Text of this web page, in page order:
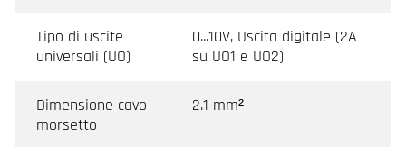
Tipo di uscite
universali (UO)
0...10V, Uscita digitale (2A
su UO1 e UO2)
Dimensione cavo
morsetto
2.1 mm²